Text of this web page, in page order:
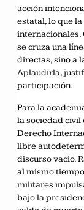
acción
estatal, lo que
internacionales.
se cruza una
directas, sino a
Aplaudirla,
participación.
Para la
la sociedad civil
Derecho
libre
discurso vacío.
al mismo
militares
bajo la